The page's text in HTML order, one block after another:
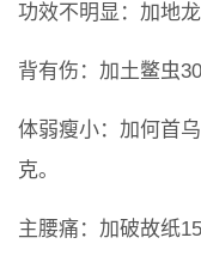
功效不明显：加地
背有伤：加土鳖虫30
体弱瘦小：加何首
克。
主腰痛：加破故纸15